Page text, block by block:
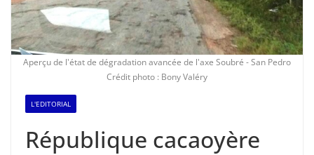
Aperçu de l'état de dégradation avancée de l'axe Soubré - San Pedro
Crédit photo : Bony Valéry
L'EDITORIAL
République cacaoyère